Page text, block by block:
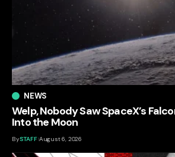
NEWS
Welp, Nobody Saw SpaceX’s
Into the Moon
BySTAFF August 6, 2026